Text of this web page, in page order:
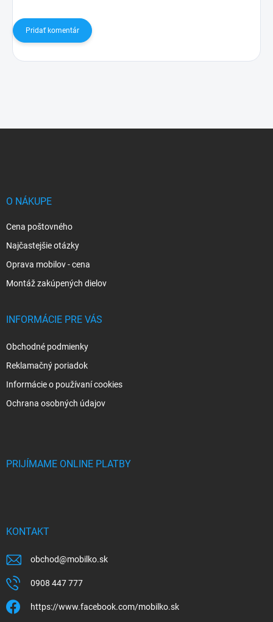
Pridať komentár
O NÁKUPE
Cena poštovného
Najčastejšie otázky
Oprava mobilov - cena
Montáž zakúpených dielov
INFORMÁCIE PRE VÁS
Obchodné podmienky
Reklamačný poriadok
Informácie o používaní cookies
Ochrana osobných údajov
PRIJÍMAME ONLINE PLATBY
KONTAKT
obchod@mobilko.sk
0908 447 777
https://www.facebook.com/mobilko.sk